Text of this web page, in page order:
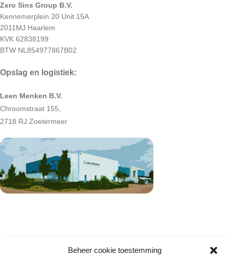
Beheer cookie toestemming
Zero Sins Group B.V.
Kennemerplein 20 Unit 15A
2011MJ Haarlem
KVK 62838199
BTW NL854977867B02
Opslag en logistiek:
Leen Menken B.V.
Chroomstraat 155,
2718 RJ Zoetermeer